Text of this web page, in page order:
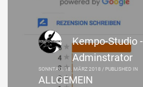
Kempo-Studio -
Adminstrator
SONNTAG, 18. MÄRZ 2018 / PUBLISHED IN
ALLGEMEIN